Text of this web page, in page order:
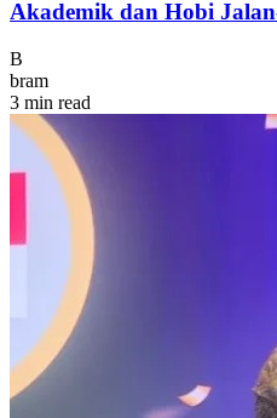
Akademik dan Hobi
B
bram
3 min read